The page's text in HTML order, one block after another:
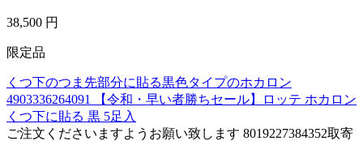
38,500 円
限定品
くつ下のつま先部分に貼る黒色タイプのホカロン
4903336264091 【令和・早い者勝ちセール】ロッテ ホカロン
くつ下に貼る 黒 5足入
ご注文くださいますようお願い致します 8019227384352取寄